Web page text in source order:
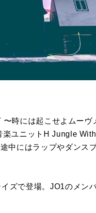
時には起こせよムーヴ
ユニットH Jungle
中にはラップやダンス
ズで登場。JO1のメン